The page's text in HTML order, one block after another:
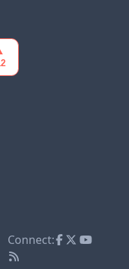
Connect: